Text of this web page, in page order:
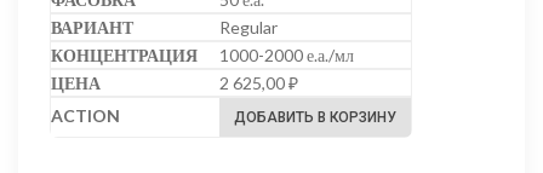
Regular
1000-2000 е.а./мл
2 625,00₽
ДОБАВИТЬ В КОРЗИНУ